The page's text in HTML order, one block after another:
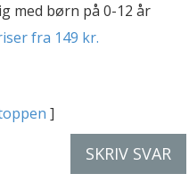
med børn på 0-12 år
fra 149 kr.
]
SKRIV SVAR